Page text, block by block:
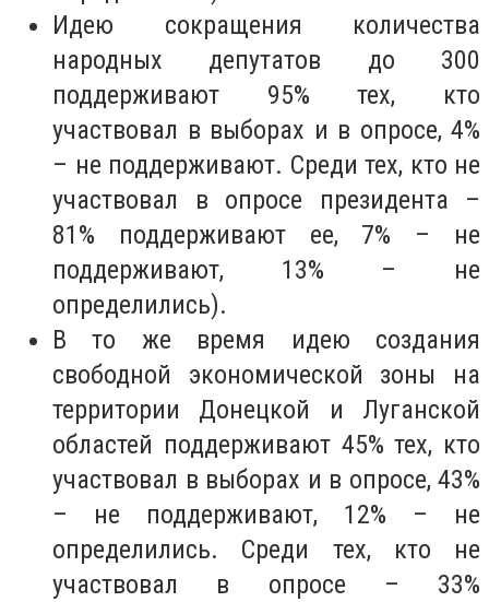
Идею сокращения количества
народных депутатов до 300
поддерживают 95% тех, кто
участвовал в выборах и в опросе, 4%
– не поддерживают. Среди тех, кто не
участвовал в опросе президента –
81% поддерживают ее, 7% – не
поддерживают, 13% – не
определились).
В то же время идею создания
свободной экономической зоны на
территории Донецкой и Луганской
областей поддерживают 45% тех, кто
участвовал в выборах и в опросе, 43%
– не поддерживают, 12% – не
определились. Среди тех, кто не
участвовал в опросе – 33%